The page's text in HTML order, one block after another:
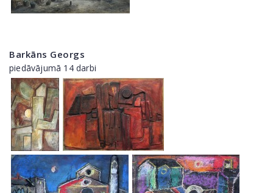
Barkāns Georgs
piedāvājumā 14 darbi